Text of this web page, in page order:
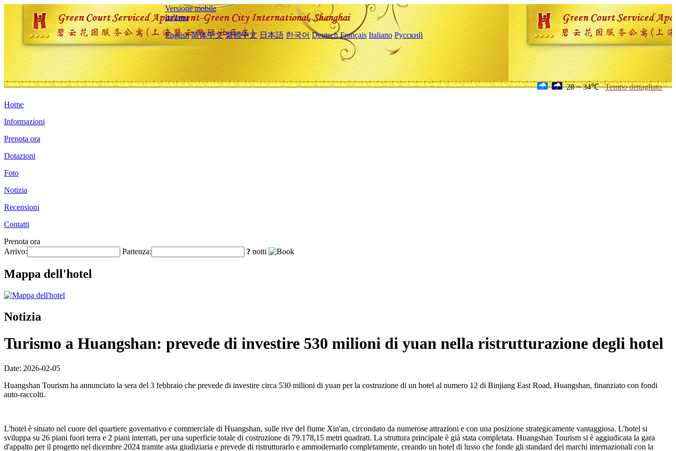
Versione mobile
Italiano
English 简体中文 繁體中文 日本語 한국어 Deutsch Français Italiano Русский
28 ~ 34℃ Tempo dettagliato
Home
Informazioni
Prenota ora
Dotazioni
Foto
Notizia
Recensioni
Contatti
Prenota ora
Arrivo:
Partenza: ? notti
Mappa dell'hotel
Notizia
Turismo a Huangshan: prevede di investire 530 milioni di yuan nella ristrutturazione degli hotel
Date: 2026-02-05
Huangshan Tourism ha annunciato la sera del 3 febbraio che prevede di investire circa 530 milioni di yuan per la costruzione di un hotel al numero 12 di Binjiang East Road, Huangshan, finanziato con fondi
auto-raccolti.
L'hotel è situato nel cuore del quartiere governativo e commerciale di Huangshan, sulle rive del fiume Xin'an, circondato da numerose attrazioni e con una posizione strategicamente vantaggiosa. L'hotel si
sviluppa su 26 piani fuori terra e 2 piani interrati, per una superficie totale di costruzione di 79.178,15 metri quadrati. La struttura principale è già stata completata. Huangshan Tourism si è aggiudicata la gara
d'appalto per il progetto nel dicembre 2024 tramite asta giudiziaria e prevede di ristrutturarlo e ammodernarlo completamente, creando un hotel di lusso che fonde gli standard dei marchi internazionali con la